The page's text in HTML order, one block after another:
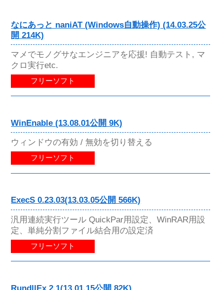
なにあっと naniAT (Windows自動操作) (14.03.25公
開 214K)
マメでモノグサなエンジニアを応援! 自動テスト, マ
クロ実行etc.
フリーソフト
WinEnable (13.08.01公開 9K)
ウィンドウの有効 / 無効を切り替える
フリーソフト
ExecS 0.23.03(13.03.05公開 566K)
汎用連続実行ツール QuickPar用設定、WinRAR用設
定、単純分割ファイル結合用の設定済
フリーソフト